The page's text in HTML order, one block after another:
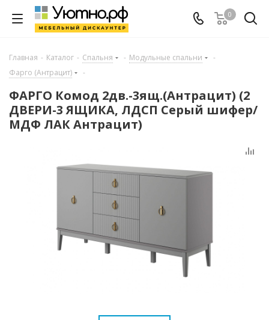
0
Главная - Каталог - Спальня - Модульные спальни
-
Фарго (Антрацит)
-
ФАРГО Комод 2дв.-3ящ.(Антрацит) (2
ДВЕРИ-3 ЯЩИКА, ЛДСП Серый шифер/
МДФ ЛАК Антрацит)